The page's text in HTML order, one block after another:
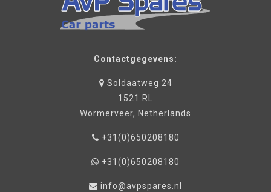
Contactgegevens:
Soldaatweg 24
1521 RL
Wormerveer, Netherlands
+31(0)650208180
+31(0)650208180
info@avpspares.nl